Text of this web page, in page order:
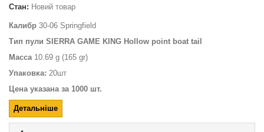
Стан: Новий товар
Калибр 30-06 Springfield
Тип пули SIERRA GAME KING Hollow point boat tail
Масса 10.69 g (165 gr)
Упаковка: 20шт
Цена указана за 1000 шт.
Детальніше